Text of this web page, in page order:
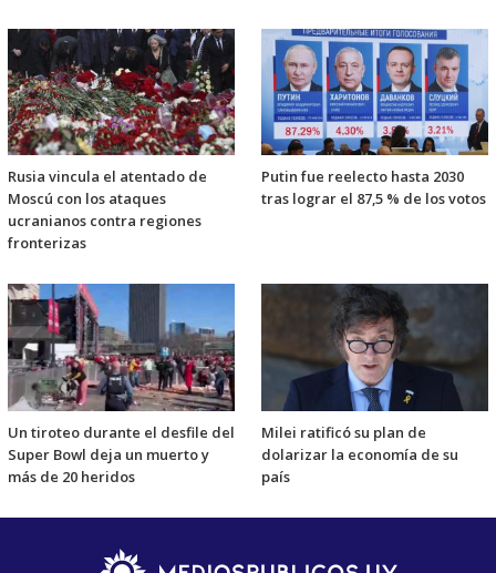
Rusia vincula el atentado de
Moscú con los ataques
ucranianos contra regiones
fronterizas
Putin fue reelecto hasta 2030
tras lograr el 87,5 % de los votos
Un tiroteo durante el desfile del
Super Bowl deja un muerto y
más de 20 heridos
Milei ratificó su plan de
dolarizar la economía de su
país